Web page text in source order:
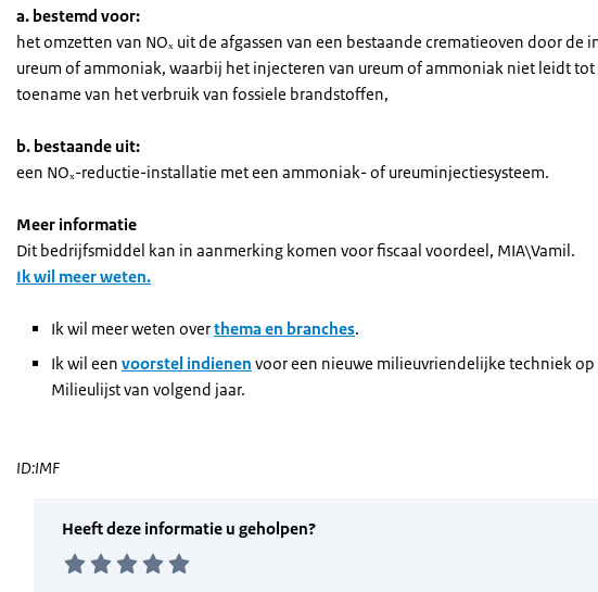
a. bestemd voor:
het omzetten van NOₓ uit de afgassen van een bestaande crematieoven door de
ureum of ammoniak, waarbij het injecteren van ureum of ammoniak niet leidt tot
toename van het verbruik van fossiele brandstoffen,
b. bestaande uit:
een NOₓ-reductie-installatie met een ammoniak- of ureuminjectiesysteem.
Meer informatie
Dit bedrijfsmiddel kan in aanmerking komen voor fiscaal voordeel, MIA\Vamil.
Ik wil meer weten.
Ik wil meer weten overthema en branches.
Ik wil een voorstel indienen voor een nieuwe milieuvriendelijke techniek op
Milieulijst van volgend jaar.
ID:IMF